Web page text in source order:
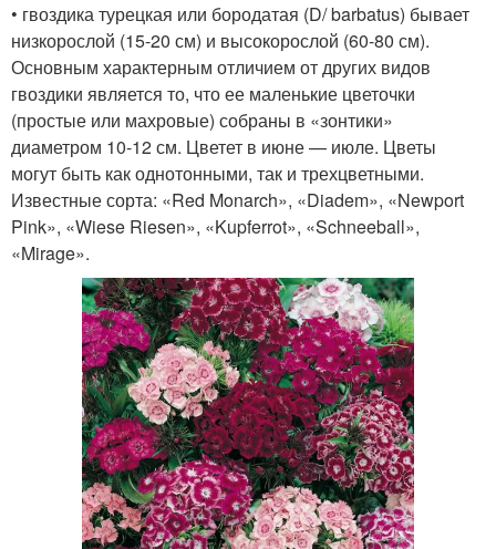
• гвоздика турецкая или бородатая (D/ barbatus) бывает
низкорослой (15-20 см) и высокорослой (60-80 см).
Основным характерным отличием от других видов
гвоздики является то, что ее маленькие цветочки
(простые или махровые) собраны в «зонтики»
диаметром 10-12 см. Цветет в июне — июле. Цветы
могут быть как однотонными, так и трехцветными.
Известные сорта: «Red Monarch», «Diadem», «Newport
Pink», «Wiese Riesen», «Kupferrot», «Schneeball»,
«Mirage».